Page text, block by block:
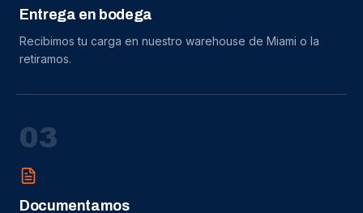
Entrega en bodega
Recibimos tu carga en nuestro warehouse de Miami o la
retiramos.
03
Documentamos